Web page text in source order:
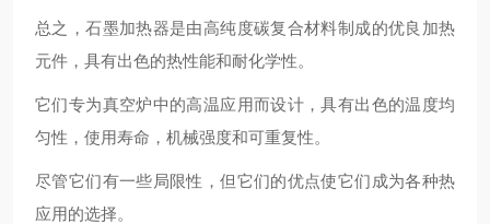
总之，石墨加热器是由高纯度碳复合材料制成的优良加热
元件，具有出色的热性能和耐化学性。
它们专为真空炉中的高温应用而设计，具有出色的温度均
匀性，使用寿命，机械强度和可重复性。
尽管它们有一些局限性，但它们的优点使它们成为各种热
应用的选择。